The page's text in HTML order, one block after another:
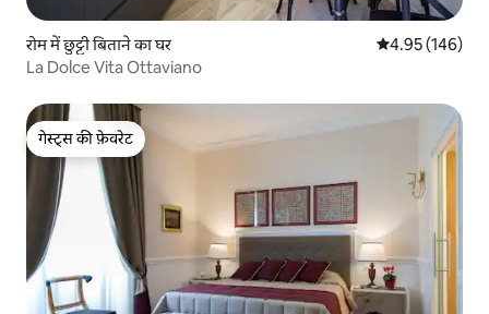
रोम में छुट्टी बिताने का घर औसत रेटिंग 5 में से
4.95 (146)
La Dolce Vita Ottaviano
गेस्ट्स की फ़ेवरेट
गेस्ट्स की फ़ेवरेट